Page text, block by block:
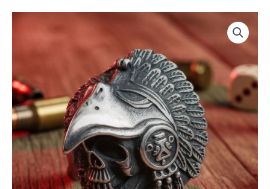
quantité
de
Mort
Chayton
|
Acier